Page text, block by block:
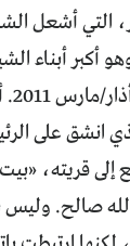
التي أشعل
أكبر أبناء
الذي انشق على
قريته، «بيت
صالح. وليس